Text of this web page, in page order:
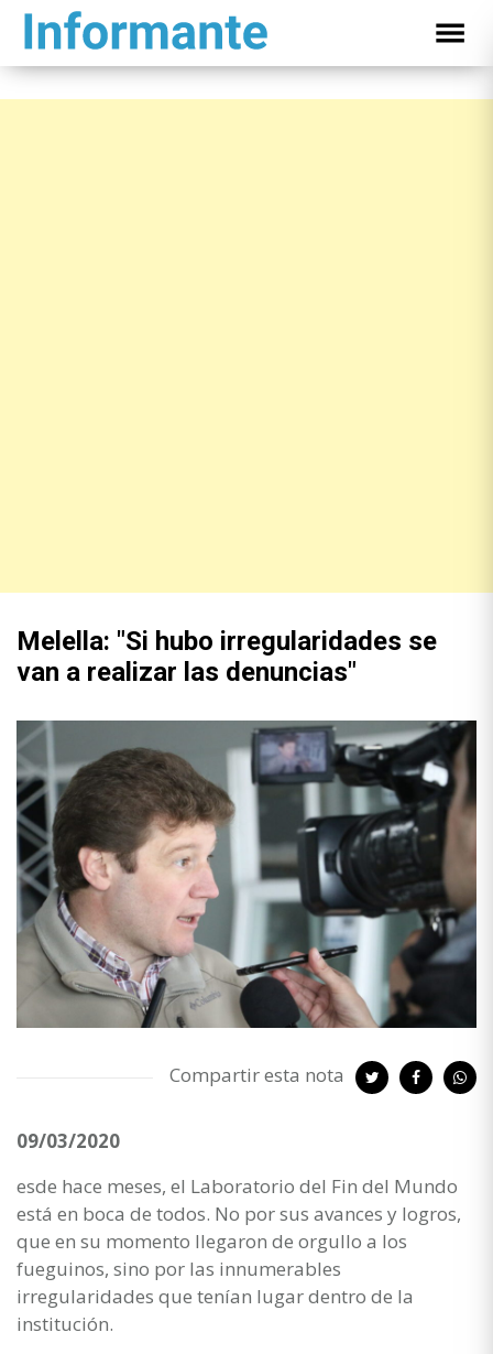
Melella: "Si hubo irregularidades se
van a realizar las denuncias"
Compartir esta nota
09/03/2020
esde hace meses, el Laboratorio del Fin del Mundo
está en boca de todos. No por sus avances y logros,
que en su momento llegaron de orgullo a los
fueguinos, sino por las innumerables
irregularidades que tenían lugar dentro de la
institución.